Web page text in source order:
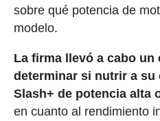
sobre qué potencia de
modelo.
La firma llevó a cabo un
determinar si nutrir a su
Slash+ de potencia alta
en cuanto al rendimiento